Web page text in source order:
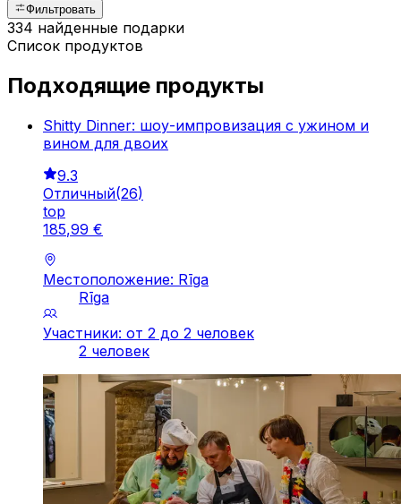
Фильтровать
334 найденные подарки
Список продуктов
Подходящие продукты
Shitty Dinner: шоу-импровизация с ужином и
вином для двоих
9.3
Отличный(26)
top
185,99 €
Местоположение: Rīga
Rīga
Участники: от 2 до 2 человек
2 человек